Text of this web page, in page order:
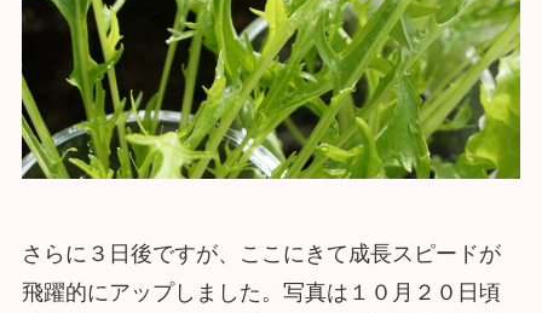
さらに３日後ですが、ここにきて成長スピードが
飛躍的にアップしました。写真は１０月２０日頃